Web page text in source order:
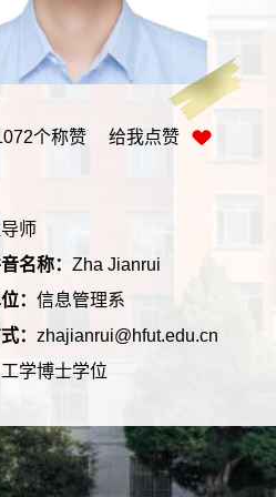
个称赞 给我点赞
师
名称： Zha Jianrui
： 信息管理系
： zhajianrui@hfut.edu.cn
工学博士学位
：东南大学